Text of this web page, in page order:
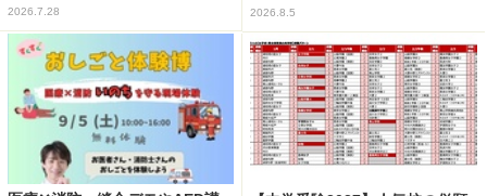
2026.7.28 2026.8.5